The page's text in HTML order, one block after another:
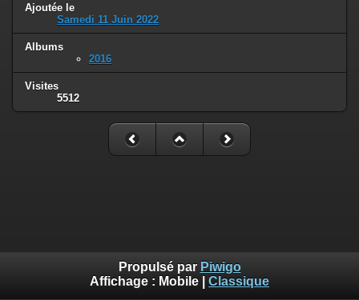
Ajoutée le
Samedi 11 Juin 2022
Albums
2016
Visites
5512
Propulsé par Piwigo
Affichage : Mobile Classique